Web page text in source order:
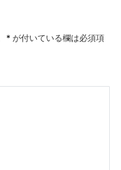
* が付いている欄は必須項